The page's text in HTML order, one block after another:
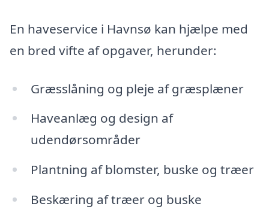
En haveservice i Havnsø kan hjælpe med
en bred vifte af opgaver, herunder:
Græsslåning og pleje af græsplæner
Haveanlæg og design af
udendørsområder
Plantning af blomster, buske og træer
Beskæring af træer og buske